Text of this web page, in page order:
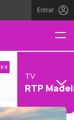
Entrar
TV
RTP